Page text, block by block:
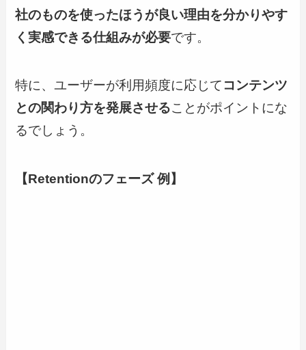
社のものを使ったほうが良い理由を分かりやす
く実感できる仕組みが必要です。
特に、ユーザーが利用頻度に応じてコンテンツ
との関わり方を発展させることがポイントにな
るでしょう。
【Retentionのフェーズ 例】